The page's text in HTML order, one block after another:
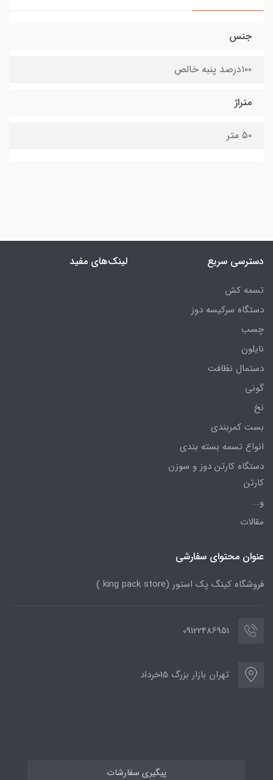
جنس
۱۰۰درصد پنبه خالص
متراژ
۵۰ متر
دسترسی سریع
تسمه کش
دستگاه سرکیسه دوز
چسب
نایلون
دستمال نظافت
گونی
نخ
بست کمربندی
انواع تسمه بسته بندی
دستگاه کارتن دوز و سوزن
کارتن
و...
مقالات
لینک‌های مفید
عنوان محتوای سفارشی
فروشگاه کینگ پک استور (king pack store )
09122486951
تهران بازار بزرگ 15خرداد
پیگیری سفارشات